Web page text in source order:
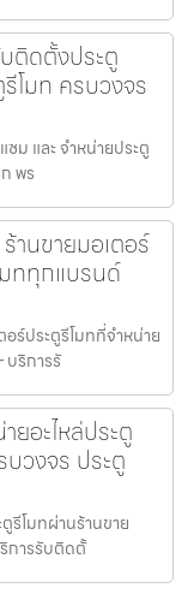
ติดตั้งประตู
โมท ครบวงจร
ม และ จำหน่ายประตู
พร
านขายมอเตอร์
มททุกแบรนด์
อร์ประตูรีโมทที่จำหน่าย
ริการรั
ยอะไหล่ประตู
บวงจร ประตู
รีโมทผ่านร้านขาย
การรับติดตั้